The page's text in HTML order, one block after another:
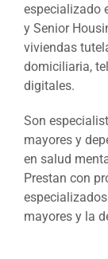
especializado
y Senior
viviendas
domiciliaria,
digitales.
Son
mayores y
en salud
Prestan con
mayores y la